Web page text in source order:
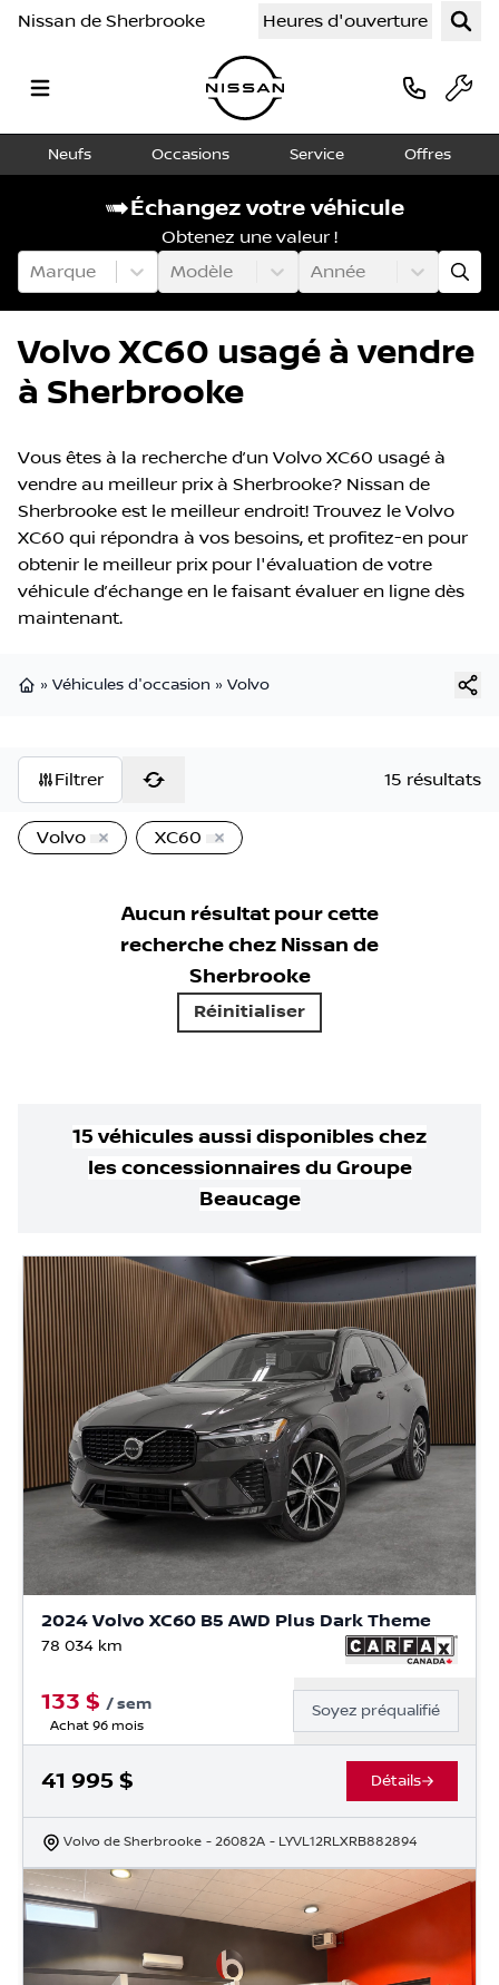
Nissan de Sherbrooke Heures d'ouverture
Neufs Occasions Service Offres
Échangez votre véhicule
Obtenez une valeur !
Marque
Modèle Année
Volvo XC60 usagé à vendre
à Sherbrooke
Vous êtes à la recherche d’un Volvo XC60 usagé à
vendre au meilleur prix à Sherbrooke? Nissan de
Sherbrooke est le meilleur endroit! Trouvez le Volvo
XC60 qui répondra à vos besoins, et profitez-en pour
obtenir le meilleur prix pour l'évaluation de votre
véhicule d’échange en le faisant évaluer en ligne dès
maintenant.
» Véhicules d'occasion » Volvo
Filtrer 15 résultats
Volvo XC60
Aucun résultat pour cette
recherche chez Nissan de
Sherbrooke
Réinitialiser
15 véhiculesaussi disponibleschez
les concessionnaires du Groupe
Beaucage
2024 Volvo XC60 B5 AWD Plus Dark Theme
78 034 km
133 $ /sem
Achat 96 mois
Soyez préqualifié
41 995 $ Détails
Volvo de Sherbrooke - 26082A - LYVL12RLXRB882894